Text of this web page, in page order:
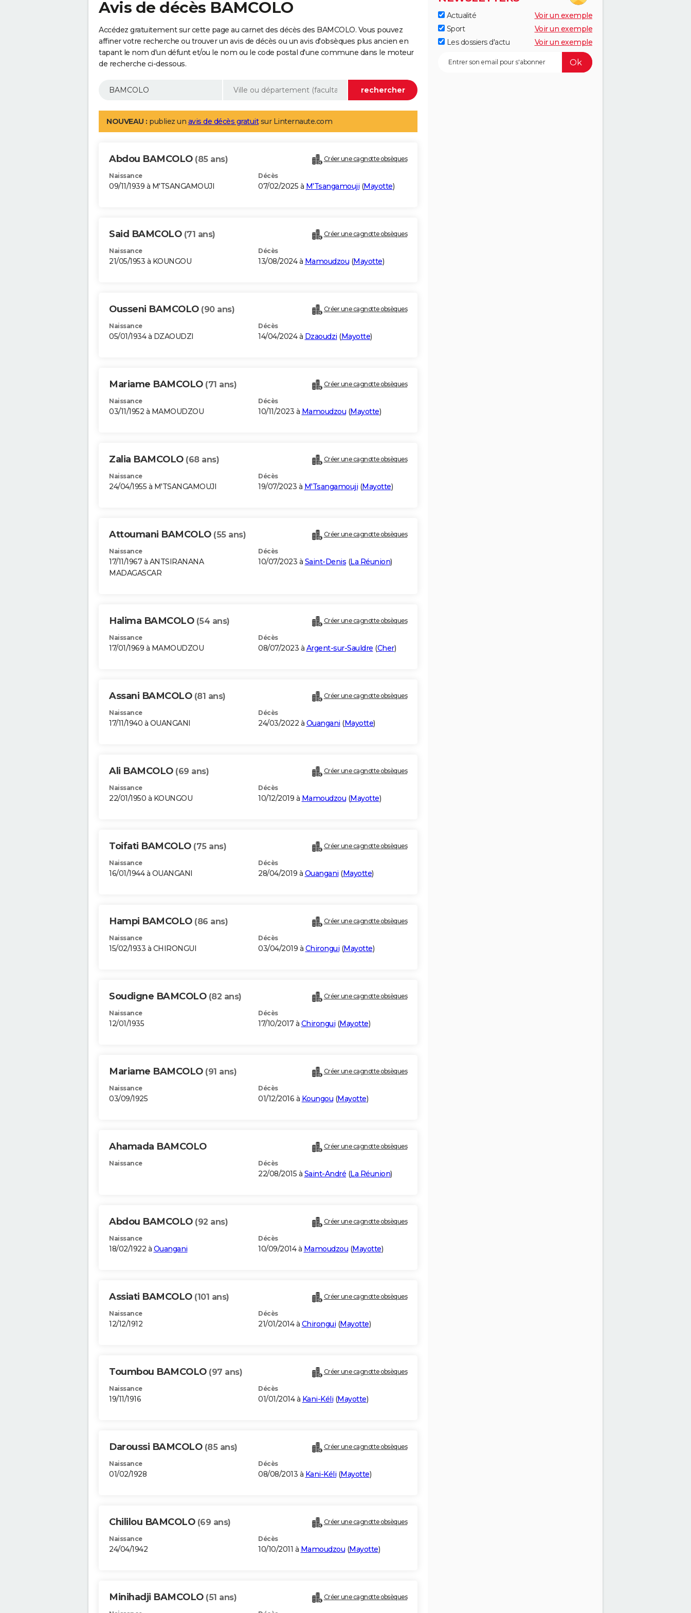
Avis de décès BAMCOLO
Accédez gratuitement sur cette page au carnet des décès des BAMCOLO. Vous pouvez
affiner votre recherche ou trouver un avis de décès ou un avis d'obsèques plus ancien en
tapant le nom d'un défunt et/ou le nom ou le code postal d'une commune dans le moteur
de recherche ci-dessous.
NOUVEAU : publiez un avis de décès gratuitsur Linternaute.com
Abdou BAMCOLO (85 ans) Créer une cagnotte obsèques
Naissance
09/11/1939 à M'TSANGAMOUJI
Décès
07/02/2025 à M'Tsangamouji (Mayotte)
Said BAMCOLO (71 ans) Créer une cagnotte obsèques
Naissance
21/05/1953 à KOUNGOU
Décès
13/08/2024 à Mamoudzou (Mayotte)
Ousseni BAMCOLO (90 ans) Créer une cagnotte obsèques
Naissance
05/01/1934 à DZAOUDZI
Décès
14/04/2024 à Dzaoudzi (Mayotte)
Mariame BAMCOLO (71 ans) Créer une cagnotte obsèques
Naissance
03/11/1952 à MAMOUDZOU
Décès
10/11/2023 à Mamoudzou (Mayotte)
Zalia BAMCOLO (68 ans) Créer une cagnotte obsèques
Naissance
24/04/1955 à M'TSANGAMOUJI
Décès
19/07/2023 à M'Tsangamouji (Mayotte)
Attoumani BAMCOLO (55 ans) Créer une cagnotte obsèques
Naissance
17/11/1967 à ANTSIRANANA
MADAGASCAR
Décès
10/07/2023 à Saint-Denis (La Réunion)
Halima BAMCOLO (54 ans) Créer une cagnotte obsèques
Naissance
17/01/1969 à MAMOUDZOU
Décès
08/07/2023 à Argent-sur-Sauldre (Cher)
Assani BAMCOLO (81 ans) Créer une cagnotte obsèques
Naissance
17/11/1940 à OUANGANI
Décès
24/03/2022 à Ouangani (Mayotte)
Ali BAMCOLO (69 ans) Créer une cagnotte obsèques
Naissance
22/01/1950 à KOUNGOU
Décès
10/12/2019 à Mamoudzou (Mayotte)
Toifati BAMCOLO (75 ans) Créer une cagnotte obsèques
Naissance
16/01/1944 à OUANGANI
Décès
28/04/2019 à Ouangani (Mayotte)
Hampi BAMCOLO (86 ans) Créer une cagnotte obsèques
Naissance
15/02/1933 à CHIRONGUI
Décès
03/04/2019 à Chirongui (Mayotte)
Soudigne BAMCOLO (82 ans) Créer une cagnotte obsèques
Naissance
12/01/1935
Décès
17/10/2017 à Chirongui (Mayotte)
Mariame BAMCOLO (91 ans) Créer une cagnotte obsèques
Naissance
03/09/1925
Décès
01/12/2016 à Koungou (Mayotte)
Ahamada BAMCOLO Créer une cagnotte obsèques
Naissance Décès
22/08/2015 à Saint-André (La Réunion)
Abdou BAMCOLO (92 ans) Créer une cagnotte obsèques
Naissance
18/02/1922 à Ouangani
Décès
10/09/2014 à Mamoudzou (Mayotte)
Assiati BAMCOLO (101 ans) Créer une cagnotte obsèques
Naissance
12/12/1912
Décès
21/01/2014 à Chirongui (Mayotte)
Toumbou BAMCOLO (97 ans) Créer une cagnotte obsèques
Naissance
19/11/1916
Décès
01/01/2014 à Kani-Kéli (Mayotte)
Daroussi BAMCOLO (85 ans) Créer une cagnotte obsèques
Naissance
01/02/1928
Décès
08/08/2013 à Kani-Kéli (Mayotte)
Chililou BAMCOLO (69 ans) Créer une cagnotte obsèques
Naissance
24/04/1942
Décès
10/10/2011 à Mamoudzou (Mayotte)
Minihadji BAMCOLO (51 ans) Créer une cagnotte obsèques
Actualité
Voir un exemple
Sport
Voir un exemple
Les dossiers d'actu
Voir un exemple